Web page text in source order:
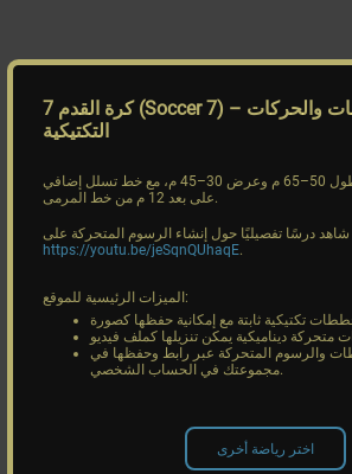
كرة القدم 7 (Soccer 7) – إنشاء المخططات والحركات
التكتيكية
بطول 50–65 م وعرض 30–45 م، مع خط تسلل إضافي
على بعد 12 م من خط المرمى.
https://youtu.be/jeSqnQUhaqE.
الميزات الرئيسية للموقع:
والرسوم المتحركة عبر رابط وحفظها في
مجموعتك في الحساب الشخصي.
اختر رياضة أخرى